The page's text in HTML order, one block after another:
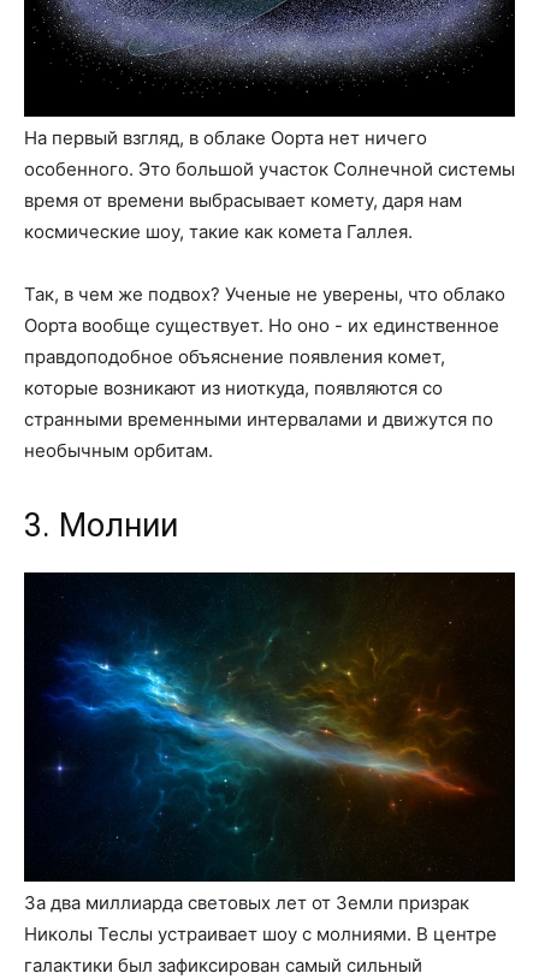
На первый взгляд, в облаке Оорта нет ничего
особенного. Это большой участок Солнечной системы
время от времени выбрасывает комету, даря нам
космические шоу, такие как комета Галлея.
Так, в чем же подвох? Ученые не уверены, что облако
Оорта вообще существует. Но оно - их единственное
правдоподобное объяснение появления комет,
которые возникают из ниоткуда, появляются со
странными временными интервалами и движутся по
необычным орбитам.
3. Молнии
За два миллиарда световых лет от Земли призрак
Николы Теслы устраивает шоу с молниями. В центре
галактики был зафиксирован самый сильный